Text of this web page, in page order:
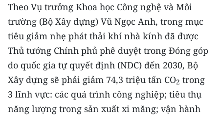
Theo Vụ trưởng Khoa học Công nghệ và Môi
trường (Bộ Xây dựng) Vũ Ngọc Anh, trong mục
tiêu giảm nhẹ phát thải khí nhà kính đã được
Thủ tướng Chính phủ phê duyệt trong Đóng góp
do quốc gia tự quyết định (NDC) đến 2030, Bộ
Xây dựng sẽ phải giảm 74,3 triệu tấn CO2 trong
3 lĩnh vực: các quá trình công nghiệp; tiêu thụ
năng lượng trong sản xuất xi măng; vận hành